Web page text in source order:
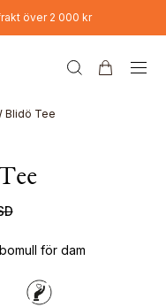
över 2 000 kr
Blidö Tee
för dam